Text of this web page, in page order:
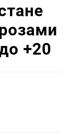
+20